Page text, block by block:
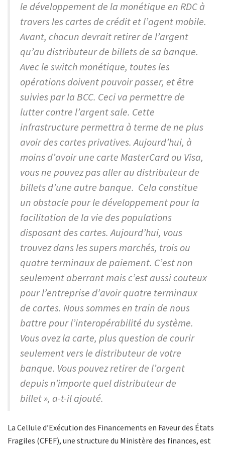
le développement de la monétique en RDC à
travers les cartes de crédit et l’agent mobile.
Avant, chacun devrait retirer de l’argent
qu’au distributeur de billets de sa banque.
Avec le switch monétique, toutes les
opérations doivent pouvoir passer, et être
suivies par la BCC. Ceci va permettre de
lutter contre l’argent sale. Cette
infrastructure permettra à terme de ne plus
avoir des cartes privatives. Aujourd’hui, à
moins d’avoir une carte MasterCard ou Visa,
vous ne pouvez pas aller au distributeur de
billets d’une autre banque. Cela constitue
un obstacle pour le développement pour la
facilitation de la vie des populations
disposant des cartes. Aujourd’hui, vous
trouvez dans les supers marchés, trois ou
quatre terminaux de paiement. C’est non
seulement aberrant mais c’est aussi couteux
pour l’entreprise d’avoir quatre terminaux
de cartes. Nous sommes en train de nous
battre pour l’interopérabilité du système.
Vous avez la carte, plus question de courir
seulement vers le distributeur de votre
banque. Vous pouvez retirer de l’argent
depuis n’importe quel distributeur de
billet », a-t-il ajouté.
La Cellule d’Exécution des Financements en Faveur des États
Fragiles (CFEF), une structure du Ministère des finances, est